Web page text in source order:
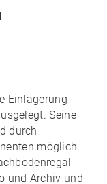
Einlagerung
Seine
durch
möglich.
und Archiv und